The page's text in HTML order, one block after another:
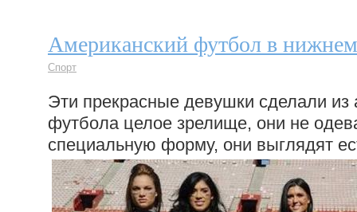
Американский футбол в
Спорт
Эти прекрасные девушки сделали из
футбола целое зрелище, они не
специальную форму, они выглядят